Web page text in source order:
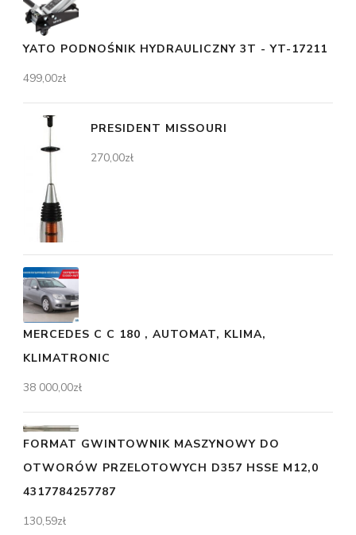
YATO PODNOŚNIK HYDRAULICZNY 3T - YT-17211
499,00zł
PRESIDENT MISSOURI
270,00zł
MERCEDES C C 180 , AUTOMAT, KLIMA,
KLIMATRONIC
38 000,00zł
FORMAT GWINTOWNIK MASZYNOWY DO
OTWORÓW PRZELOTOWYCH D357 HSSE M12,0
4317784257787
130,59zł